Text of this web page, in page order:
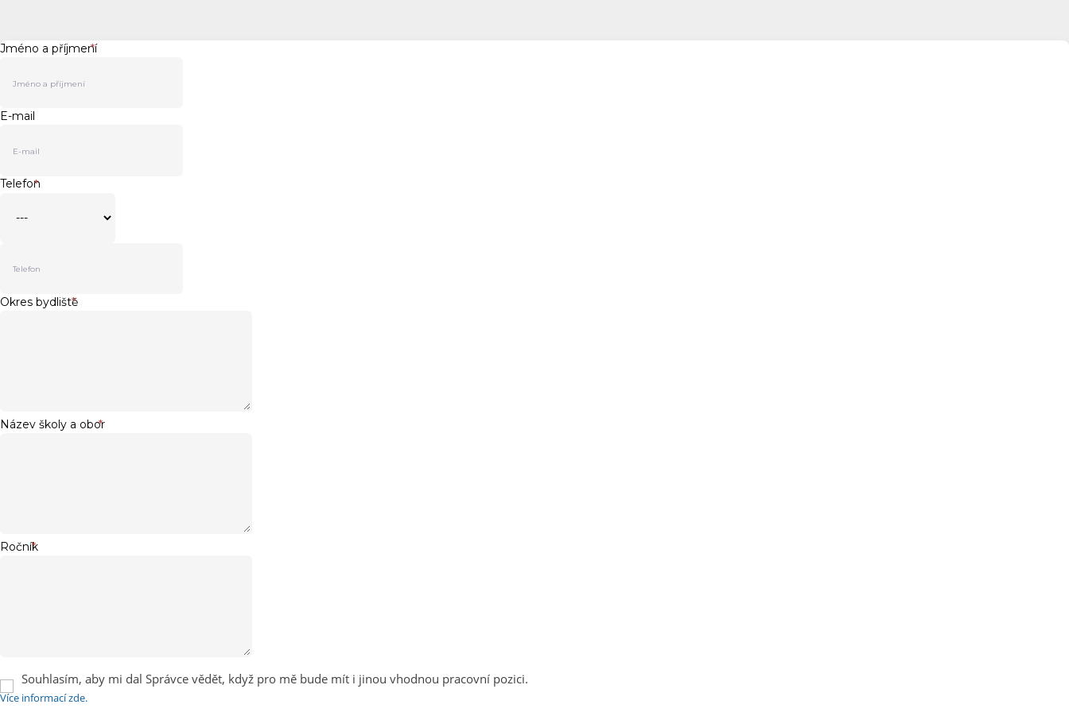
Jméno a příjmení
*
E-mail
Telefon
*
Okres bydliště
*
Název školy a obor
*
Ročník
*
Souhlasím, aby mi dal Správce vědět, když pro mě bude mít i jinou vhodnou pracovní pozici.
Více informací zde.